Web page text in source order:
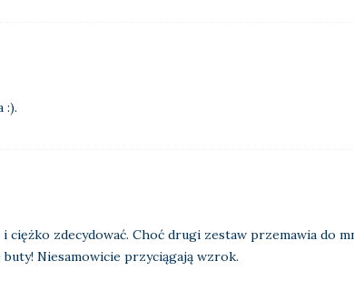
:).
i ciężko zdecydować. Choć drugi zestaw przemawia
Niesamowicie przyciągają wzrok.